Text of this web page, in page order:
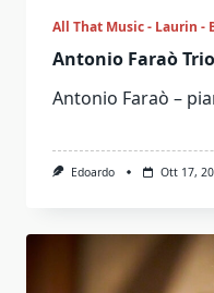
All That Music - Laurin -
Antonio Faraò Trio
Antonio Faraò –
Edoardo Ott 17,